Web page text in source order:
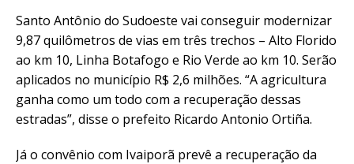
Santo Antônio do Sudoeste vai conseguir modernizar
9,87 quilômetros de vias em três trechos – Alto Florido
ao km 10, Linha Botafogo e Rio Verde ao km 10. Serão
aplicados no município R$ 2,6 milhões. “A agricultura
ganha como um todo com a recuperação dessas
estradas”, disse o prefeito Ricardo Antonio Ortiña.
Já o convênio com Ivaiporã prevê a recuperação da